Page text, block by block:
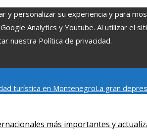
y personalizar su experiencia y para
Analytics y Youtube. Al utilizar el
nuestra Política de privacidad.
turística en MontenegroLa gran
más importantes y